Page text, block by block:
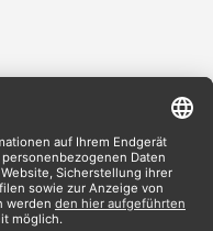
Dein Nailshop für Nageldesign
für andere Länder
und zzgl. Versandkosten